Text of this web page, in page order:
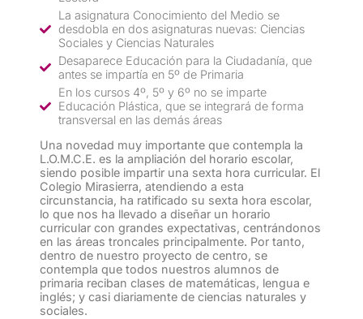
La asignatura Conocimiento del Medio se
desdobla en dos asignaturas nuevas: Ciencias
Sociales y Ciencias Naturales
Desaparece Educación para la Ciudadanía, que
antes se impartía en 5º de Primaria
En los cursos 4º, 5º y 6º no se imparte
Educación Plástica, que se integrará de forma
transversal en las demás áreas
Una novedad muy importante que contempla la
L.O.M.C.E. es la ampliación del horario escolar,
siendo posible impartir una sexta hora curricular. El
Colegio Mirasierra, atendiendo a esta
circunstancia, ha ratificado su sexta hora escolar,
lo que nos ha llevado a diseñar un horario
curricular con grandes expectativas, centrándonos
en las áreas troncales principalmente. Por tanto,
dentro de nuestro proyecto de centro, se
contempla que todos nuestros alumnos de
primaria reciban clases de matemáticas, lengua e
inglés; y casi diariamente de ciencias naturales y
sociales.